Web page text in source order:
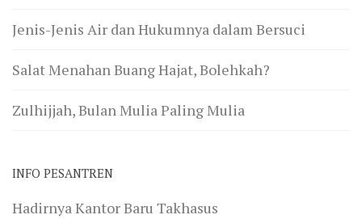
Jenis-Jenis Air dan Hukumnya dalam Bersuci
Salat Menahan Buang Hajat, Bolehkah?
Zulhijjah, Bulan Mulia Paling Mulia
INFO PESANTREN
Hadirnya Kantor Baru Takhasus